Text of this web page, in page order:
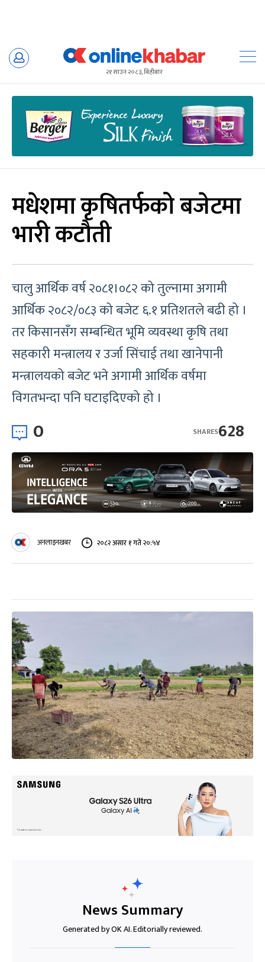
Skip
२१ साउन २०८३, बिहीबार
मधेशमा कृषितर्फको बजेटमा
भारी कटौती
चालु आर्थिक वर्ष २०८१।०८२ को तुल्नामा अगामी
आर्थिक २०८२/०८३ को बजेट ६.१ प्रतिशतले बढी हो ।
तर किसानसँग सम्बन्धित भूमि व्यवस्था कृषि तथा
सहकारी मन्त्रालय र उर्जा सिंचाई तथा खानेपानी
मन्त्रालयको बजेट भने अगामी आर्थिक वर्षमा
विगतभन्दा पनि घटाइदिएको हो ।
0 628
SHARES
अनलाइनखबर २०८२ असार १ गते २०:५४
News Summary
Generated by OK AI. Editorially reviewed.